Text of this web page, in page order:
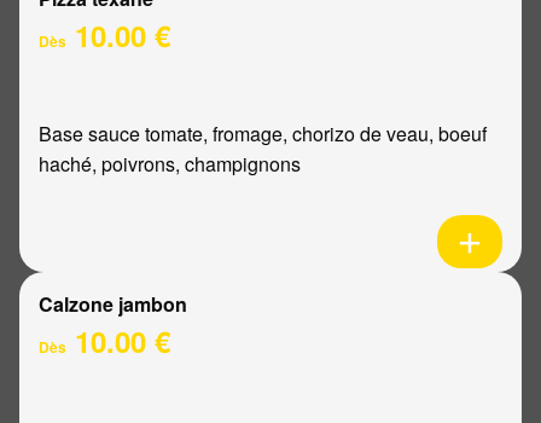
Dès 10.00 €
Base sauce tomate, fromage, chorizo de veau, boeuf
haché, poivrons, champignons
Calzone jambon
Dès 10.00 €